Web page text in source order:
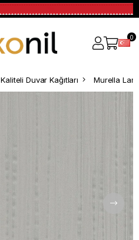
0
Kaliteli Duvar Kağıtları Murella